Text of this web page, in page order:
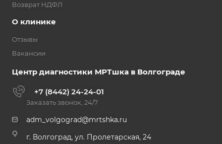
Возврат НДФЛ
О клинике
Отзывы
Вакансии
Центр диагностики МРТшка в Волгограде
+7 (8442) 24-24-01
Заказать звонок, 24/7
adm_volgograd@mrtshka.ru
г. Волгоград, ул. Пролетарская, 24